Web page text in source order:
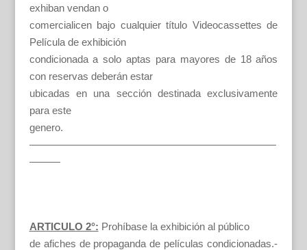
exhiban vendan o
comercialicen bajo cualquier título Videocassettes de
Película de exhibición
condicionada a solo aptas para mayores de 18 años
con reservas deberán estar
ubicadas en una sección destinada exclusivamente
para este
genero.
————————————————————————
———
ARTICULO 2°: Prohíbase la exhibición al público
de afiches de propaganda de películas condicionadas.-